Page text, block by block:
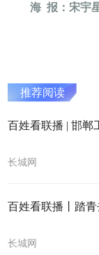
海 报：宋宇
推荐阅读
百姓看联播 | 邯郸
长城网
百姓看联播丨踏青
长城网